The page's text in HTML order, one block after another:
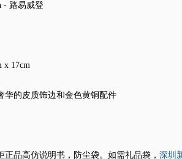
- 路易威登
x 17cm
华的皮质饰边和金色黄铜配件
正品高仿说明书，防尘袋。如需礼品袋， 深圳